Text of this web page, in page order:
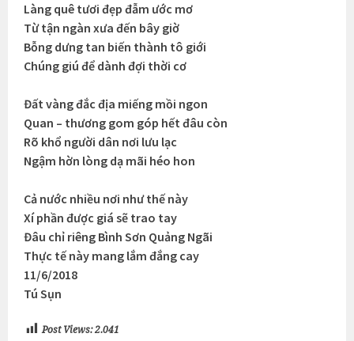
Làng quê tươi đẹp đẫm ước mơ
Từ tận ngàn xưa đến bây giờ
Bỗng dưng tan biến thành tô giới
Chúng giú để dành đợi thời cơ
Đất vàng đắc địa miếng mồi ngon
Quan – thương gom góp hết đâu còn
Rõ khổ người dân nơi lưu lạc
Ngậm hờn lòng dạ mãi héo hon
Cả nước nhiều nơi như thế này
Xí phần được giá sẽ trao tay
Đâu chỉ riêng Bình Sơn Quảng Ngãi
Thực tế này mang lắm đắng cay
11/6/2018
Tú Sụn
Post Views: 2.041